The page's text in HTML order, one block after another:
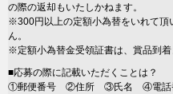
の際の返却もいたしかねます。
※300円以上の定額小為替をいれて頂
ん。
※定額小為替金受領証書は、賞品到着
■応募の際に記載いただくことは？
①郵便番号 ②住所 ③氏名 ④電話